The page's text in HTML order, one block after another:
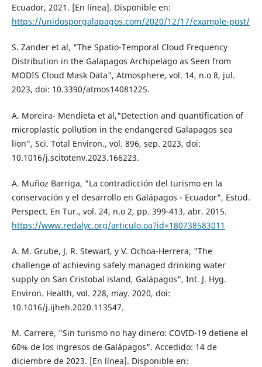
Ecuador, 2021. [En línea]. Disponible en:
https://unidosporgalapagos.com/2020/12/17/example-post/
S. Zander et al, "The Spatio-Temporal Cloud Frequency
Distribution in the Galapagos Archipelago as Seen from
MODIS Cloud Mask Data", Atmosphere, vol. 14, n.o 8, jul.
2023, doi: 10.3390/atmos14081225.
A. Moreira- Mendieta et al,"Detection and quantification of
microplastic pollution in the endangered Galapagos sea
lion", Sci. Total Environ., vol. 896, sep. 2023, doi:
10.1016/j.scitotenv.2023.166223.
A. Muñoz Barriga, "La contradicción del turismo en la
conservación y el desarrollo en Galápagos - Ecuador", Estud.
Perspect. En Tur., vol. 24, n.o 2, pp. 399-413, abr. 2015.
https://www.redalyc.org/articulo.oa?id=180738583011
A. M. Grube, J. R. Stewart, y V. Ochoa-Herrera, "The
challenge of achieving safely managed drinking water
supply on San Cristobal island, Galápagos", Int. J. Hyg.
Environ. Health, vol. 228, may. 2020, doi:
10.1016/j.ijheh.2020.113547.
M. Carrere, "Sin turismo no hay dinero: COVID-19 detiene el
60% de los ingresos de Galápagos". Accedido: 14 de
diciembre de 2023. [En línea]. Disponible en: